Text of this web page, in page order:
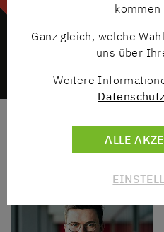
SPRECHEN SIE UNS
kommen
Ganz gleich, welche
uns über
Weitere
ALLE